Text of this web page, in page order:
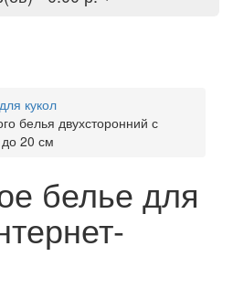
кукол
белья двухсторонний с
20 см
белье для